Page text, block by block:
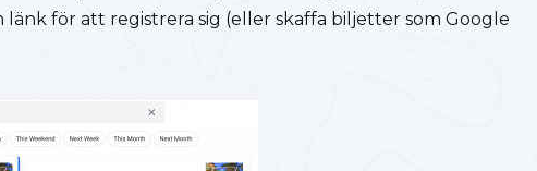
länk för att registrera sig (eller skaffa biljetter som Google